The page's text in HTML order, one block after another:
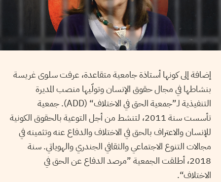
إضافة إلى كونها أستاذة جامعية متقاعدة، عرفت سلوى غريسة
بنشاطها في مجال حقوق الإنسان وتولّيها منصب المديرة
التنفيذية لـ”جمعية الحق في الاختلاف“ (ADD). جمعية
تأسست سنة 2011، لتنشط من أجل التوعية بالحقوق الكونية
للإنسان والاعتراف بالحق في الاختلاف والدفاع عنه وتثمينه في
مجالات التنوع الاجتماعي والثقافي الجندري والهوياتي. سنة
2018، أطلقت الجمعية ”مرصد الدفاع عن الحق في
الاختلاف“.